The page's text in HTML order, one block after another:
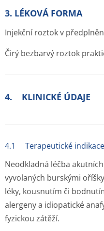
3. LÉKOVÁ FORMA
Injekční roztok v
Čirý bezbarvý roztok
4. KLINICKÉ ÚDAJE
4.1 Terapeutické indikace
Neodkladná léčba
vyvolaných burskými
léky, kousnutím či
alergeny a idiopatické
fyzickou zátěží.